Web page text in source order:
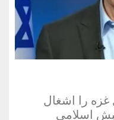
غزه را اشغال
اسلامی